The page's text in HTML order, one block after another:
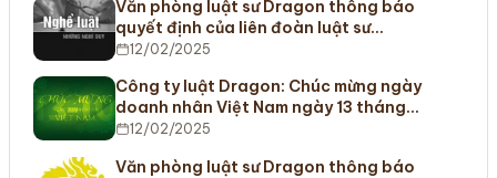
Văn phòng luật sư Dragon thông báo
quyết định của liên đoàn luật sư…
12/02/2025
Công ty luật Dragon: Chúc mừng ngày
doanh nhân Việt Nam ngày 13 tháng…
12/02/2025
Văn phòng luật sư Dragon thông báo